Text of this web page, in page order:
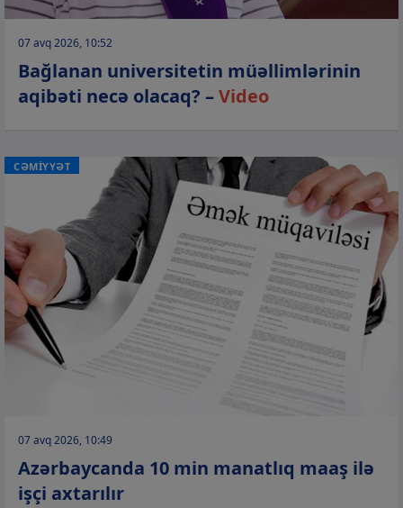
07 avq 2026, 10:52
Bağlanan universitetin müəllimlərinin
aqibəti necə olacaq? –Video
CƏMİYYƏT
07 avq 2026, 10:49
Azərbaycanda 10 min manatlıq maaş ilə
işçi axtarılır